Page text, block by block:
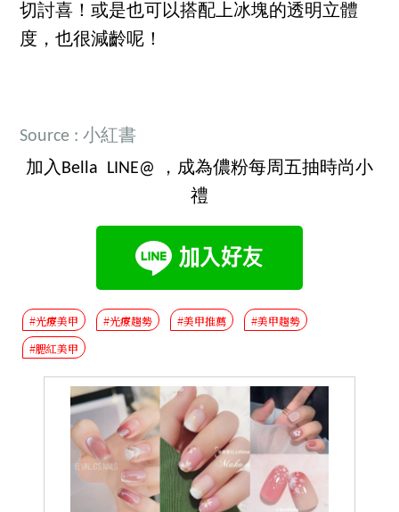
切討喜！或是也可以搭配上冰塊的透明立體
度，也很減齡呢！
Source : 小紅書
加入Bella LINE@ ，成為儂粉每周五抽時尚小
禮
#光療美甲 #光療趨勢 #美甲推薦
#美甲趨勢
#腮紅美甲